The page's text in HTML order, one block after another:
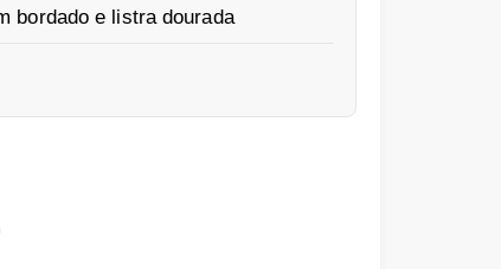
bordado e listra dourada